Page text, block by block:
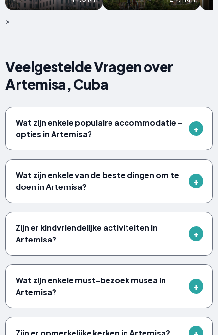
>
Veelgestelde Vragen over
Artemisa, Cuba
Wat zijn enkele populaire accommodatie -
opties in Artemisa?
Wat zijn enkele van de beste dingen om te
doen in Artemisa?
Zijn er kindvriendelijke activiteiten in
Artemisa?
Wat zijn enkele must-bezoek musea in
Artemisa?
Zijn er opmerkelijke kerken in Artemisa?